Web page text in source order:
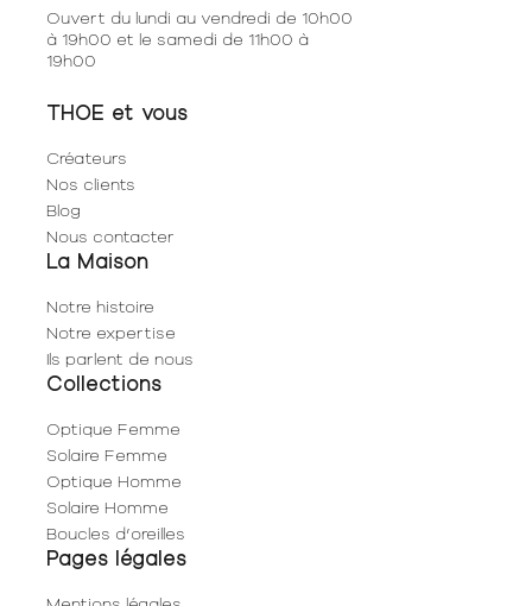
Ouvert du lundi au vendredi de 10h00
à 19h00 et le samedi de 11h00 à
19h00
THOE et vous
Créateurs
Nos clients
Blog
Nous contacter
La Maison
Notre histoire
Notre expertise
Ils parlent de nous
Collections
Optique Femme
Solaire Femme
Optique Homme
Solaire Homme
Boucles d’oreilles
Pages légales